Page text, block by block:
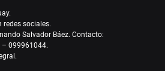
redes sociales.
Salvador Báez. Contacto:
– 099961044.